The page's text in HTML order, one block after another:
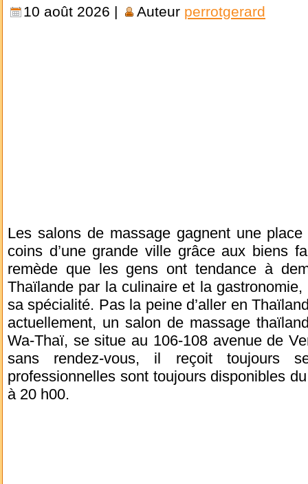
10 août 2026 | Auteur perrotgerard
Les salons de massage gagnent une
coins d’une grande ville grâce aux biens
remède que les gens ont tendance à
Thaïlande par la culinaire et la
sa spécialité. Pas la peine d’aller en
actuellement, un salon de massage
Wa-Thaï, se situe au 106-108 avenue de
sans rendez-vous, il reçoit toujours
professionnelles sont toujours disponibles
à 20 h00.